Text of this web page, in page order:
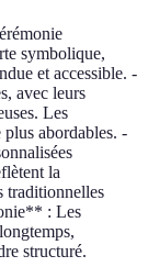
symbolique,
et accessible. -
avec leurs
Les
abordables. -
la
traditionnelles
: Les
structuré.